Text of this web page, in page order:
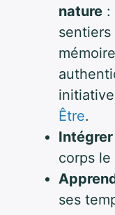
nature :
Être.
corps le
ses